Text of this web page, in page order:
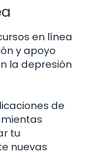
en línea
y apoyo
la depresión
de
tu
nuevas